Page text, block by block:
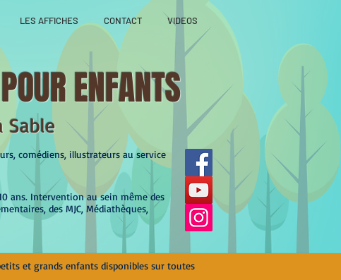
LES AFFICHES CONTACT VIDEOS
ENFANTS
Sable
comédiens, illustrateurs au service
ans. Intervention au sein même des
des MJC, Médiathèques,
et grands enfants disponibles sur toutes